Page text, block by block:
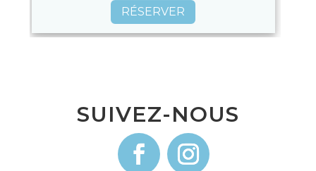
RÉSERVER
SUIVEZ-NOUS